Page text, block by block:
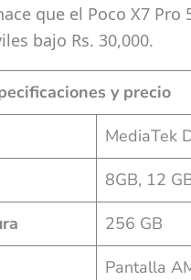
que el Poco X7 Pro
bajo Rs. 30,000.
y precio
MediaTek
8GB, 12
256 GB
Pantalla